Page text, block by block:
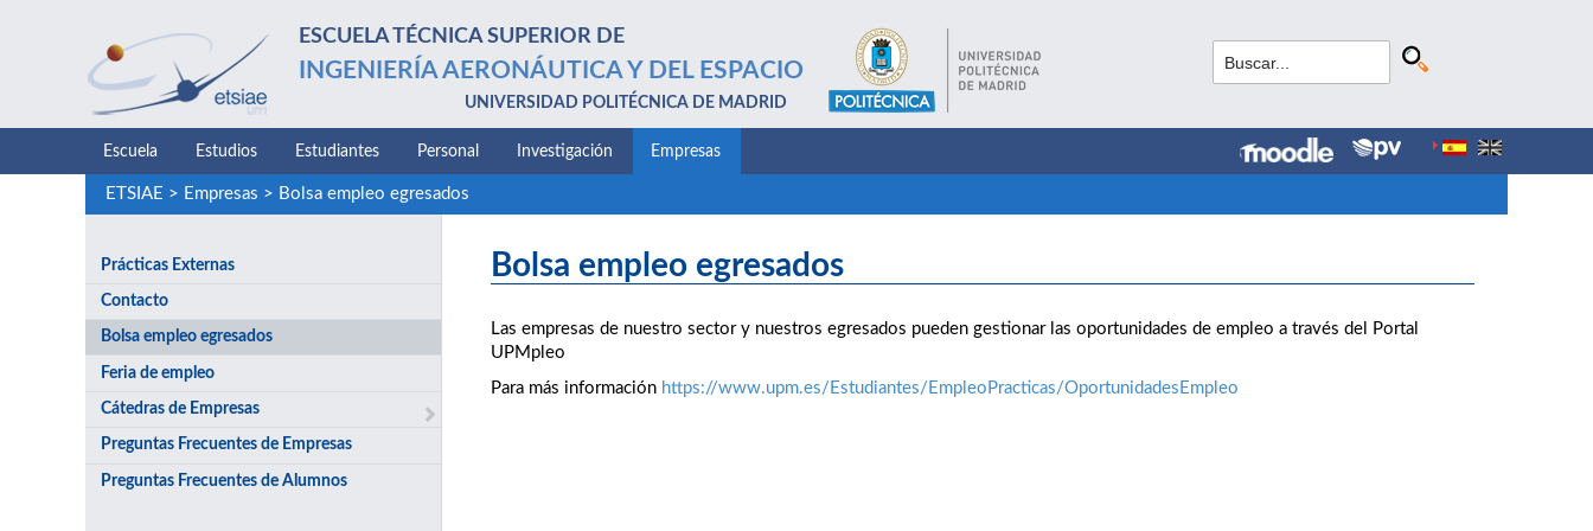
ESCUELA TÉCNICA SUPERIOR DE
INGENIERÍA AERONÁUTICA Y DEL ESPACIO
UNIVERSIDAD POLITÉCNICA DE MADRID
Escuela Estudios Estudiantes Personal Investigación Empresas
ETSIAE > Empresas > Bolsa empleo egresados
Prácticas Externas
Contacto
Bolsa empleo egresados
Feria de empleo
Cátedras de Empresas
Preguntas Frecuentes de Empresas
Preguntas Frecuentes de Alumnos
Bolsa empleo egresados
Las empresas de nuestro sector y nuestros egresados pueden gestionar las oportunidades de empleo a través del Portal
UPMpleo
Para más información https://www.upm.es/Estudiantes/EmpleoPracticas/OportunidadesEmpleo